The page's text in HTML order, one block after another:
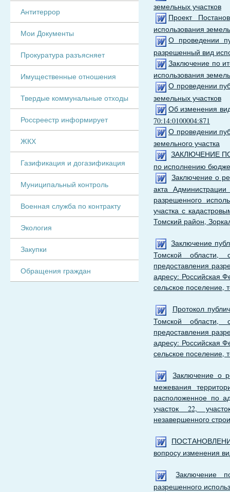
земельных участков
Проект
использования
О проведении
разрешенный вид
Заключение по
использования
О проведении
земельных участков
Об изменения
70:14:0100004:871
О проведении
земельного участка
ЗАКЛЮЧЕНИЕ
по исполнению
Заключение о
акта
разрешенного
участка с
Томский район,
Заключение
Томской области,
предоставления
адресу: Российская
сельское поселение,
Протокол
Томской области,
предоставления
адресу: Российская
сельское поселение,
Заключение о
межевания
расположенное по
участок 22,
незавершенного
вопросу изменения
Заключение
разрешенного
Антитеррор
Мои Документы
Прокуратура разъясняет
Имущественные отношения
Твердые коммунальные отходы
Россреестр информирует
ЖКХ
Газификация и догазификация
Муниципальный контроль
Военная служба по контракту
Экология
Закупки
Обращения граждан